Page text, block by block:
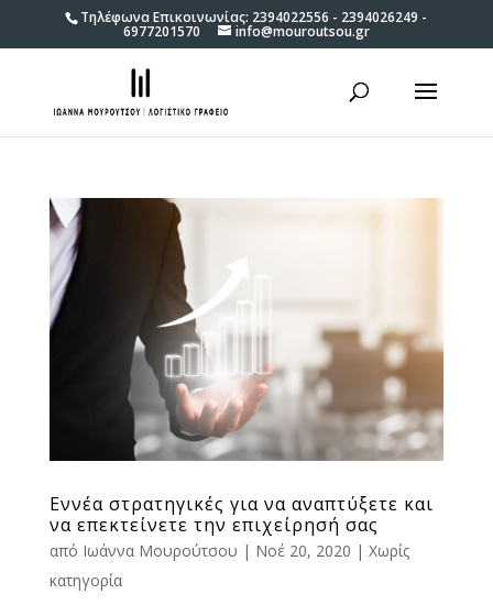
Τηλέφωνα Επικοινωνίας: 2394022556 - 2394026249 -
6977201570 info@mouroutsou.gr
Εννέα στρατηγικές για να αναπτύξετε και
να επεκτείνετε την επιχείρησή σας
από Ιωάννα Μουρούτσου | Νοέ 20, 2020 | Χωρίς
κατηγορία